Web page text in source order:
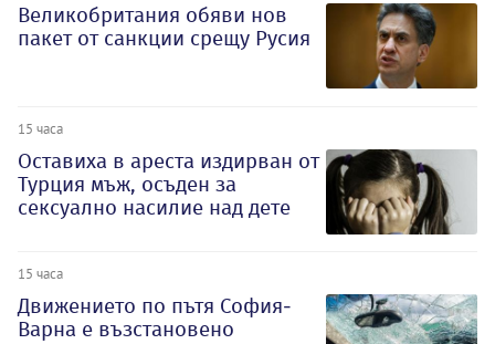
Великобритания обяви нов
пакет от санкции срещу Русия
15 часа
Оставиха в ареста издирван от
Турция мъж, осъден за
сексуално насилие над дете
15 часа
Движението по пътя София-
Варна е възстановено